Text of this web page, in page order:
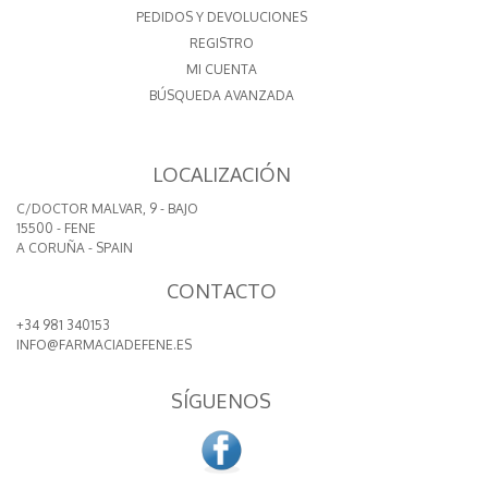
PEDIDOS Y DEVOLUCIONES
REGISTRO
MI CUENTA
BÚSQUEDA AVANZADA
LOCALIZACIÓN
C/DOCTOR MALVAR, 9 - BAJO
15500 - FENE
A CORUÑA - SPAIN
CONTACTO
+34 981 340153
INFO@FARMACIADEFENE.ES
SÍGUENOS